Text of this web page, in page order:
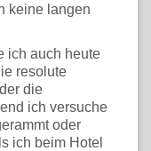
keine langen
ich auch heute
resolute
die
ich versuche
oder
ich beim Hotel